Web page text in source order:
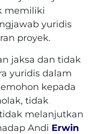
memiliki
yuridis
proyek.
jaksa dan tidak
yuridis dalam
kepada
tidak
melanjutkan
Andi Erwin